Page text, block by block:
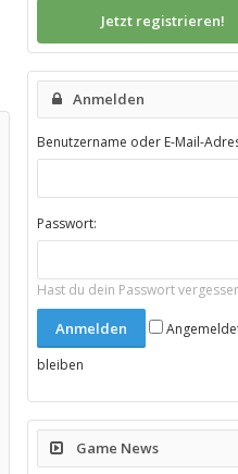
Jetzt registrieren!
Anmelden
Benutzername oder E-Mail-
Passwort:
Hast du dein Passwort
bleiben
Game News